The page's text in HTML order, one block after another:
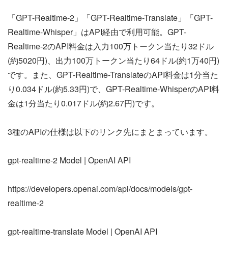
「GPT-Realtime-2」「GPT-Realtime-Translate」「GPT-
Realtime-Whisper」はAPI経由で利用可能。GPT-
Realtime-2のAPI料金は入力100万トークン当たり32ドル
(約5020円)、出力100万トークン当たり64ドル(約1万40円)
です。また、GPT-Realtime-TranslateのAPI料金は1分当た
り0.034ドル(約5.33円)で、GPT-Realtime-WhisperのAPI料
金は1分当たり0.017ドル(約2.67円)です。
3種のAPIの仕様は以下のリンク先にまとまっています。
gpt-realtime-2 Model | OpenAI API
https://developers.openai.com/api/docs/models/gpt-
realtime-2
gpt-realtime-translate Model | OpenAI API